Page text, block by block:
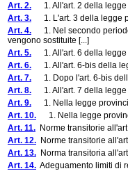
Art. 2. 1. All'art. 2 della legge
Art. 3. 1. L'art. 3 della legge
Art. 4. 1. Nel secondo
vengono sostituite [...]
Art. 5. 1. All'art. 6 della legge
Art. 6. 1. All'art. 6-bis della
Art. 7. 1. Dopo l'art. 6-bis
Art. 8. 1. All'art. 7 della legge
Art. 9. 1. Nella legge
Art. 10. 1. Nella legge
Art. 11. Norme transitorie
Art. 12. Norme transitorie
Art. 13. Norma transitoria
Art. 14. Adeguamento limiti di